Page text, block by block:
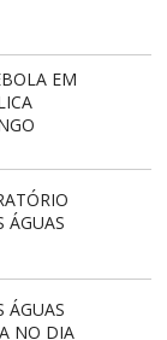
EM
ÁGUAS
ÁGUAS
NO DIA